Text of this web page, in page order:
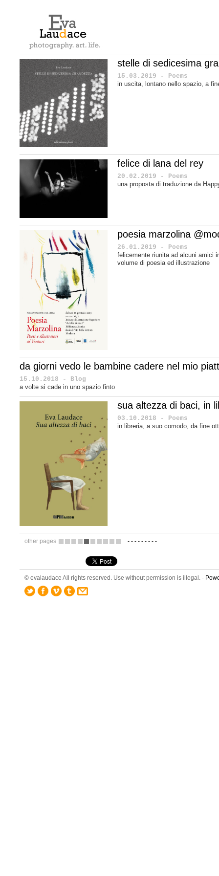
stelle di sedicesima
15.03.2019 - Poems
in uscita, lontano nello spazio, a
felice di lana del rey
20.02.2019 - Poems
una proposta di traduzione da
poesia marzolina
26.01.2019 - Poems
felicemente riunita ad alcuni amici
volume di poesia ed illustrazione
da giorni vedo le bambine cadere nel mio
15.10.2018 - Blog
a volte si cade in uno spazio finto
sua altezza di baci, in
03.10.2018 - Poems
in libreria, a suo comodo, da fine
other pages - - - - - - - - -
© evalaudace All rights reserved. Use without permission is illegal. -